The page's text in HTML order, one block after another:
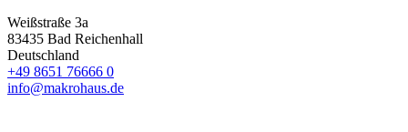
Weißstraße 3a
83435 Bad Reichenhall
Deutschland
+49 8651 76666 0
info@makrohaus.de